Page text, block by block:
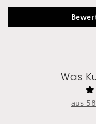
Was
aus